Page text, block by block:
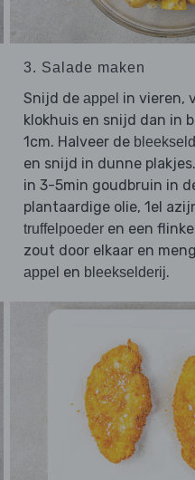
3. Salade maken
Snijd de appel in vieren,
klokhuis en snijd dan in
1cm. Halveer de
en snijd in dunne
in 3-5min goudbruin in
plantaardige olie, 1el
truffelpoeder en een
zout door elkaar en
appel en bleekselderij.